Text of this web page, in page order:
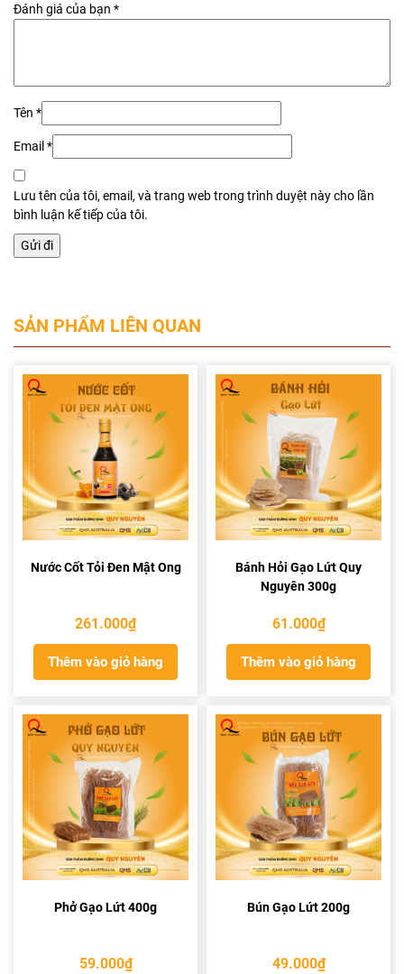
Đánh giá của bạn *
Tên *
Email *
Lưu tên của tôi, email, và trang web trong trình duyệt này cho lần
bình luận kế tiếp của tôi.
SẢN PHẨM LIÊN QUAN
Nước Cốt Tỏi Đen Mật Ong
261.000₫
Thêm vào giỏ hàng
Bánh Hỏi Gạo Lứt Quy
Nguyên 300g
61.000₫
Thêm vào giỏ hàng
Phở Gạo Lứt 400g
59.000₫
Bún Gạo Lứt 200g
49.000₫